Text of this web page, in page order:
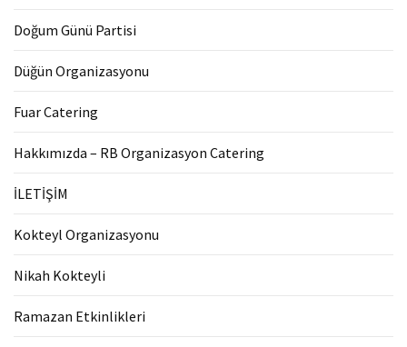
Doğum Günü Partisi
Düğün Organizasyonu
Fuar Catering
Hakkımızda – RB Organizasyon Catering
İLETİŞİM
Kokteyl Organizasyonu
Nikah Kokteyli
Ramazan Etkinlikleri